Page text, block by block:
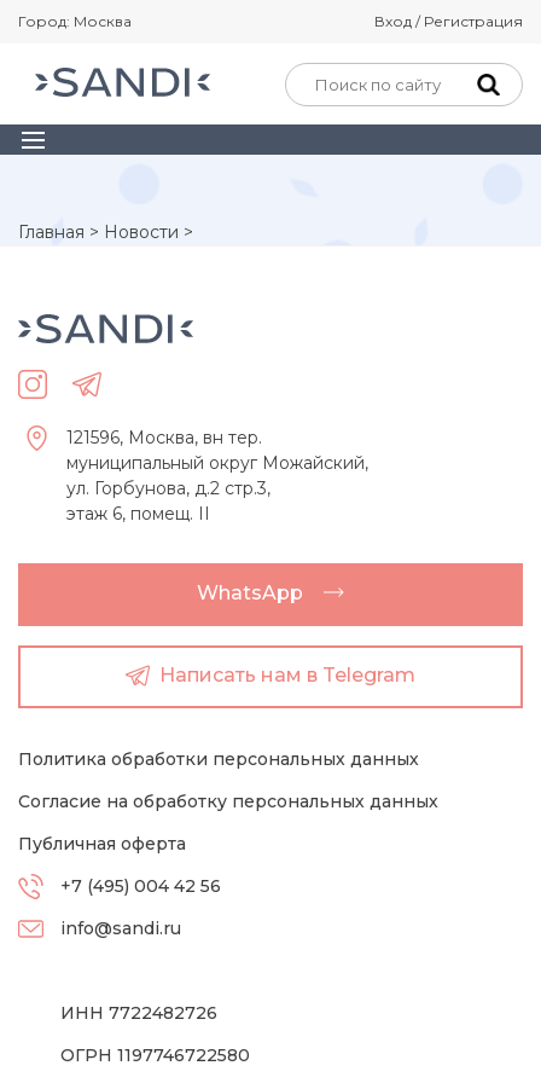
Город: Москва Вход / Регистрация
Главная > Новости >
121596, Москва, вн тер.
муниципальный округ Можайский,
ул. Горбунова, д.2 стр.3,
этаж 6, помещ. II
WhatsApp
Написать нам в Telegram
Политика обработки персональных данных
Согласие на обработку персональных данных
Публичная оферта
+7 (495) 004 42 56
info@sandi.ru
ИНН 7722482726
ОГРН 1197746722580